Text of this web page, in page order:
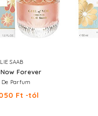
SAAB
Forever
De Parfum
Ft -tól